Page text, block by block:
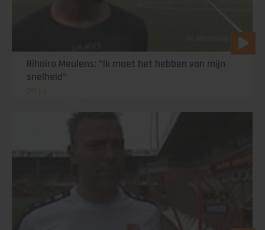
Rihairo Meulens: "Ik moet het hebben van mijn
snelheid"
29 jul